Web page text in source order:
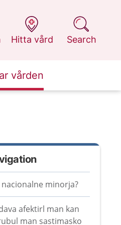
Hitta vård
at 1177.se
Search
at 1177.se
vården
nacionalne minorja?
afektirl man kan
man sastimasko